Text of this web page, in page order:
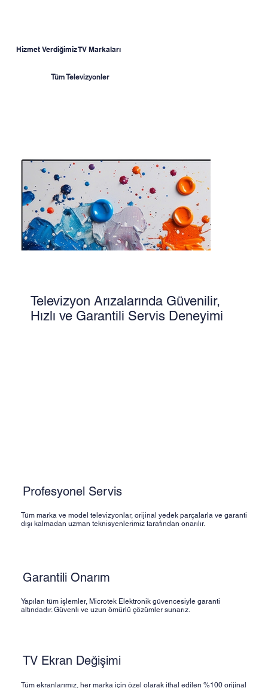
Hizmet Verdiğimiz TV Markaları
Tüm Televizyonler
Televizyon Arızalarında Güvenilir,
Hızlı ve Garantili Servis Deneyimi
Profesyonel Servis
Tüm marka ve model televizyonlar, orijinal yedek parçalarla ve garanti
dışı kalmadan uzman teknisyenlerimiz tarafından onarılır.
Garantili Onarım
Yapılan tüm işlemler, Microtek Elektronik güvencesiyle garanti
altındadır. Güvenli ve uzun ömürlü çözümler sunarız.
TV Ekran Değişimi
Tüm ekranlarımız, her marka için özel olarak ithal edilen %100 orijinal